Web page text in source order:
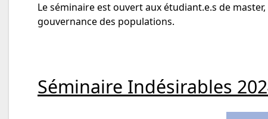
Le séminaire est ouvert aux étudiant.e.s de
gouvernance des populations.
Séminaire Indésirables